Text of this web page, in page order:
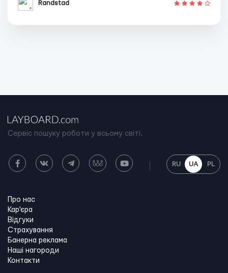
Randstad
Сервіс пошуку роботи у всьому світі.
RU UA PL
Про нас
Кар'єра
Відгуки
Страхування
Банерна реклама
Наші нагороди
Контакти